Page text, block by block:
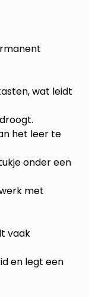
wat leidt
het leer te
onder een
met
vaak
en legt een